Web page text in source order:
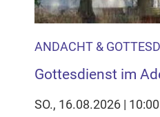
ANDACHT &
Gottesdienst im
SO., 16.08.2026 |